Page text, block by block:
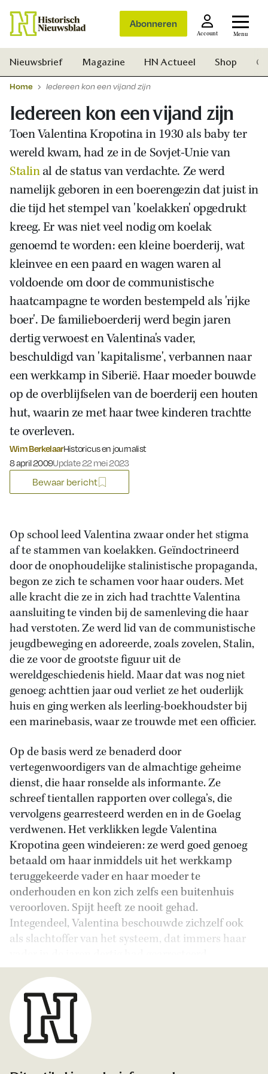
Abonneren
Account Menu
Nieuwsbrief Magazine HN Actueel Shop
Home Iedereen kon een vijand zijn
Iedereen kon een vijand zijn
Toen Valentina Kropotina in 1930 als baby ter
wereld kwam, had ze in de Sovjet-Unie van
Stalinal de status van verdachte. Ze werd
namelijk geboren in een boerengezin dat juist in
die tijd het stempel van 'koelakken' opgedrukt
kreeg. Er was niet veel nodig om koelak
genoemd te worden: een kleine boerderij, wat
kleinvee en een paard en wagen waren al
voldoende om door de communistische
haatcampagne te worden bestempeld als 'rijke
boer'. De familieboerderij werd begin jaren
dertig verwoest en Valentina's vader,
beschuldigd van 'kapitalisme', verbannen naar
een werkkamp in Siberië. Haar moeder bouwde
op de overblijfselen van de boerderij een houten
hut, waarin ze met haar twee kinderen trachtte
te overleven.
Wim BerkelaarHistoricus en journalist
Gepubliceerd op:
8 april 2009Update 22 mei 2023
Bewaar bericht
Op school leed Valentina zwaar onder het stigma
af te stammen van koelakken. Geïndoctrineerd
door de onophoudelijke stalinistische propaganda,
begon ze zich te schamen voor haar ouders. Met
alle kracht die ze in zich had trachtte Valentina
aansluiting te vinden bij de samenleving die haar
had verstoten. Ze werd lid van de communistische
jeugdbeweging en adoreerde, zoals zovelen, Stalin,
die ze voor de grootste figuur uit de
wereldgeschiedenis hield. Maar dat was nog niet
genoeg: achttien jaar oud verliet ze het ouderlijk
huis en ging werken als leerling-boekhoudster bij
een marinebasis, waar ze trouwde met een officier.
Op de basis werd ze benaderd door
vertegenwoordigers van de almachtige geheime
dienst, die haar ronselde als informante. Ze
schreef tientallen rapporten over collega’s, die
vervolgens gearresteerd werden en in de Goelag
verdwenen. Het verklikken legde Valentina
Kropotina geen windeieren: ze werd goed genoeg
betaald om haar inmiddels uit het werkkamp
teruggekeerde vader en haar moeder te
onderhouden en kon zich zelfs een buitenhuis
veroorloven. Spijt heeft ze nooit gehad.
Integendeel, Valentina beschouwde zichzelf ook
als slachtoffer van het systeem, dat immers haar